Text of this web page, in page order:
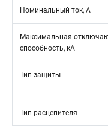
Номинальный ток, А
Максимальная
способность, кА
Тип защиты
Тип расцепителя